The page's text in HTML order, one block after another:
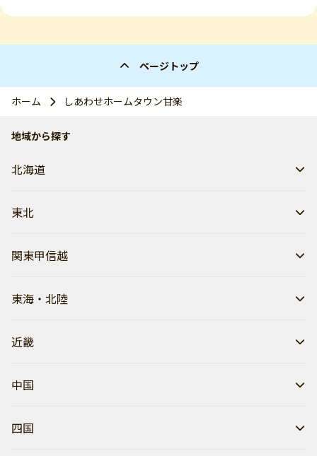
ページトップ
ホーム しあわせホームタウン甘楽
地域から探す
北海道
東北
関東甲信越
東海・北陸
近畿
中国
四国